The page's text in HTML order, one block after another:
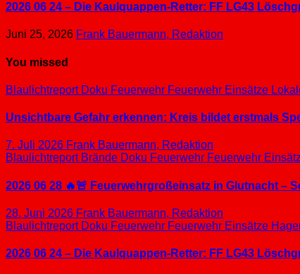
2026 06 24 – Die Kaulquappen-Retter: FF LG43
Juni 25, 2026 Frank Bauermann, Redaktion
You missed
Blaulichtreport Doku Feuerwehr Feuerwehr Einsätze
Unsichtbare Gefahr erkennen: Kreis bildet erstmals
7. Juli 2026 Frank Bauermann, Redaktion
Blaulichtreport Brände Doku Feuerwehr Feuerwehr
2026 06 28 🔥🚨 Feuerwehrgroßeinsatz in Glutnacht –
28. Juni 2026 Frank Bauermann, Redaktion
Blaulichtreport Doku Feuerwehr Feuerwehr Einsätze
2026 06 24 – Die Kaulquappen-Retter: FF LG43